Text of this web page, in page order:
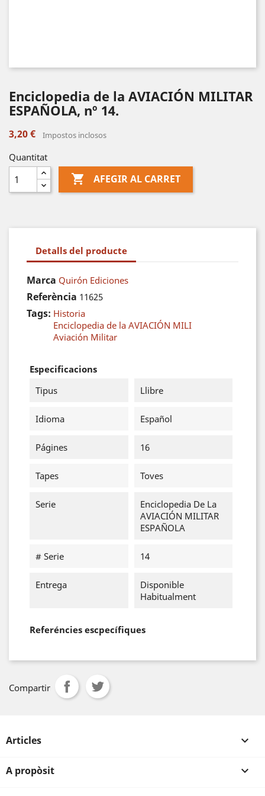
Enciclopedia de la AVIACIÓN MILITAR
ESPAÑOLA, nº 14.
3,20 € Impostos inclosos
Quantitat
 AFEGIR AL CARRET
Detalls del producte
Marca Quirón Ediciones
Referència 11625
Tags: Historia
Enciclopedia de la AVIACIÓN MILI
Aviación Militar
Especificacions
Tipus
Llibre
Idioma Español
Págines 16
Tapes Toves
Serie
Enciclopedia De La
AVIACIÓN MILITAR
ESPAÑOLA
# Serie 14
Entrega
Disponible
Habitualment
Referéncies escpecífiques
Compartir
Articles 
A propòsit 